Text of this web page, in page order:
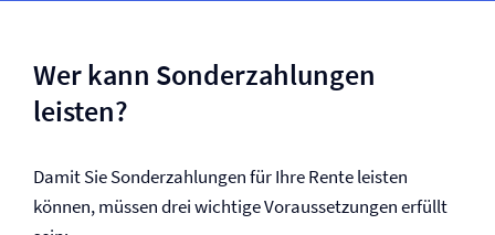
Wer kann Sonderzahlungen
leisten?
Damit Sie Sonderzahlungen für Ihre Rente leisten
können, müssen drei wichtige Voraussetzungen erfüllt